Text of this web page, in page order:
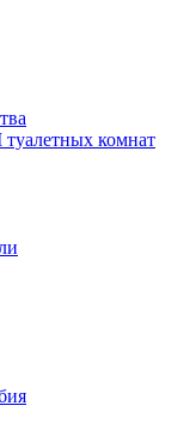
туалетных комнат